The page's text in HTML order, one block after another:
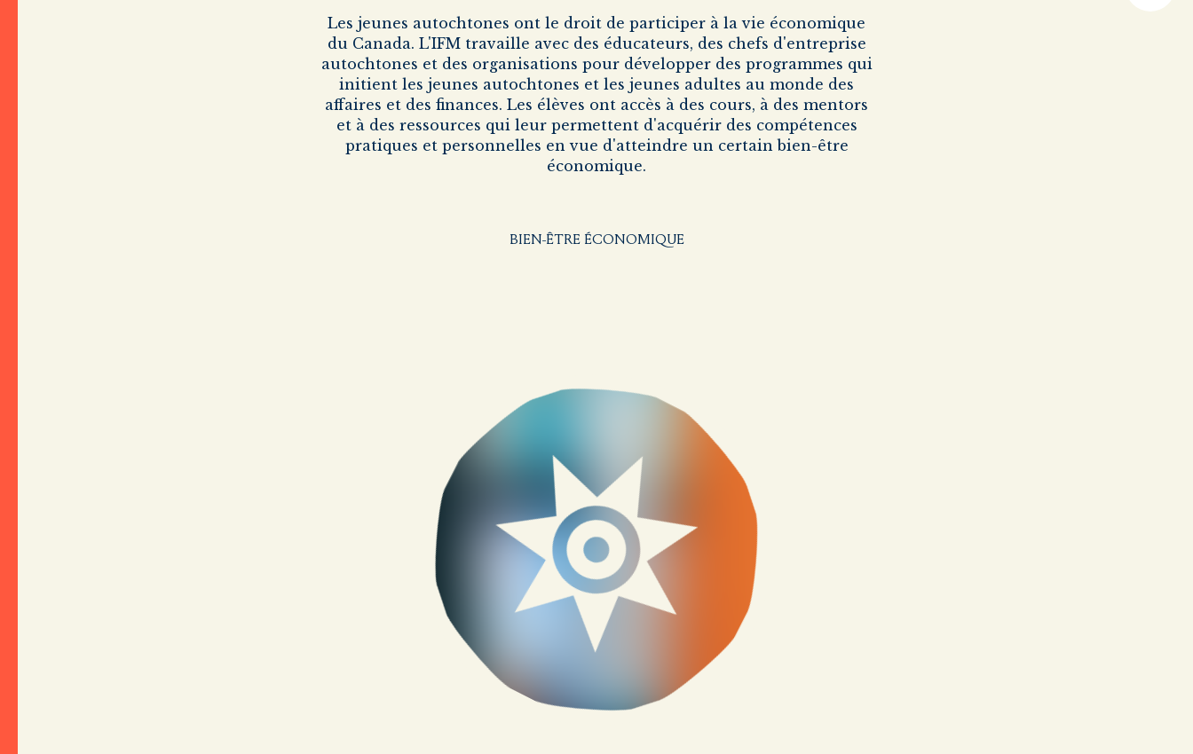
Les jeunes autochtones ont le droit de participer à la vie économique
du Canada. L'IFM travaille avec des éducateurs, des chefs d'entreprise
autochtones et des organisations pour développer des programmes qui
initient les jeunes autochtones et les jeunes adultes au monde des
affaires et des finances. Les élèves ont accès à des cours, à des mentors
et à des ressources qui leur permettent d'acquérir des compétences
pratiques et personnelles en vue d'atteindre un certain bien-être
économique.
BIEN-ÊTRE ÉCONOMIQUE